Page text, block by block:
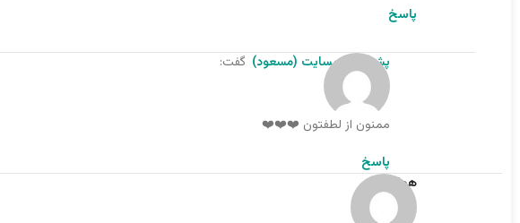
پاسخ
پشتیبان وبسایت (مسعود) گفت:
ممنون از لطفتون ❤️❤️❤️
پاسخ
هما
گفت: